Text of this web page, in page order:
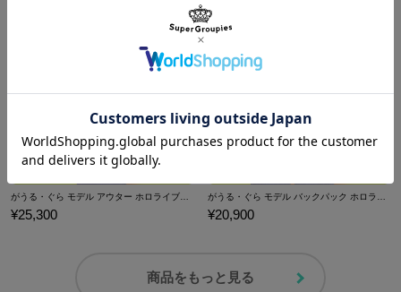
¥25,300 ¥20,900
商品をもっと見る